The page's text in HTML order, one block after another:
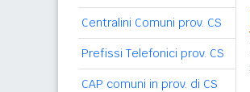
Centralini Comuni prov. CS
Prefissi Telefonici prov. CS
CAP comuni in prov. di CS